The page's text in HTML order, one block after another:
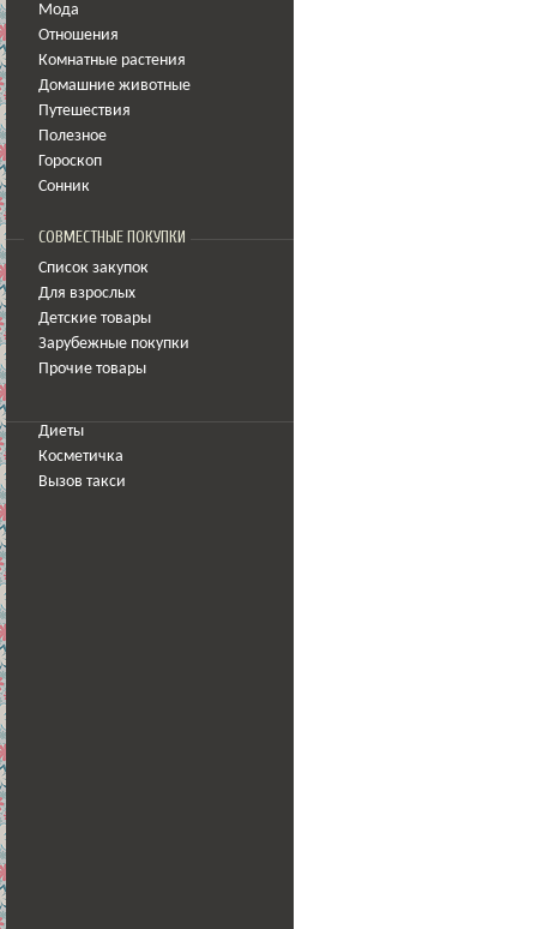
Мода
Отношения
Комнатные растения
Домашние животные
Путешествия
Полезное
Гороскоп
Сонник
СОВМЕСТНЫЕ ПОКУПКИ
Список закупок
Для взрослых
Детские товары
Зарубежные покупки
Прочие товары
Диеты
Косметичка
Вызов такси